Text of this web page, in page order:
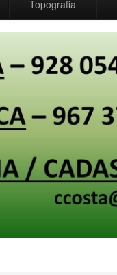
Topografia